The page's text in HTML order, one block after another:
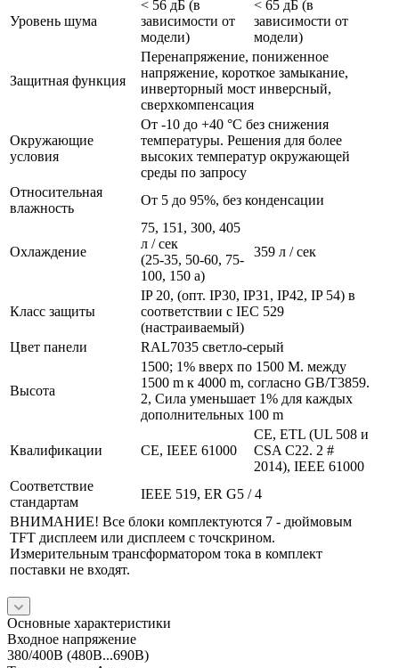
Уровень шума
< 56 дБ (в
зависимости от
модели)
< 65 дБ (в
зависимости от
модели)
Защитная функция
Перенапряжение, пониженное
напряжение, короткое замыкание,
инверторный мост инверсный,
сверхкомпенсация
Окружающие
условия
От -10 до +40 °C без снижения
температуры. Решения для более
высоких температур окружающей
среды по запросу
Относительная
влажность
От 5 до 95%, без конденсации
Охлаждение
75, 151, 300, 405
л / сек
(25-35, 50-60, 75-
100, 150 а)
359 л / сек
Класс защиты
IP 20, (опт. IP30, IP31, IP42, IP 54) в
соответствии с IEC 529
(настраиваемый)
Цвет панели
RAL7035 светло-серый
Высота
1500; 1% вверх по 1500 M. между
1500 m к 4000 m, согласно GB/T3859.
2, Сила уменьшает 1% для каждых
дополнительных 100 m
Квалификации CE, IEEE 61000
CE, ETL (UL 508 и
CSA C22. 2 #
2014), IEEE 61000
Соответствие
стандартам
IEEE 519, ER G5 / 4
ВНИМАНИЕ! Все блоки комплектуются 7 - дюймовым
TFT дисплеем или дисплеем с точскрином.
Измерительным трансформатором тока в комплект
поставки не входят.
Основные характеристики
Входное напряжение
380/400В (480В...690В)